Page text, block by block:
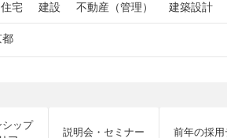
住宅 建設 不動産（管理） 建築設計
都
シップ
説明会・セミナー 前年の採用